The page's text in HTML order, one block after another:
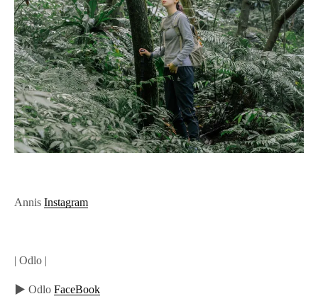
AnnisInstagram
| Odlo |
▶ OdloFaceBook